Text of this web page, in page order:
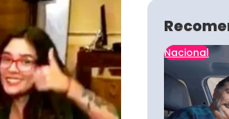
Nacional